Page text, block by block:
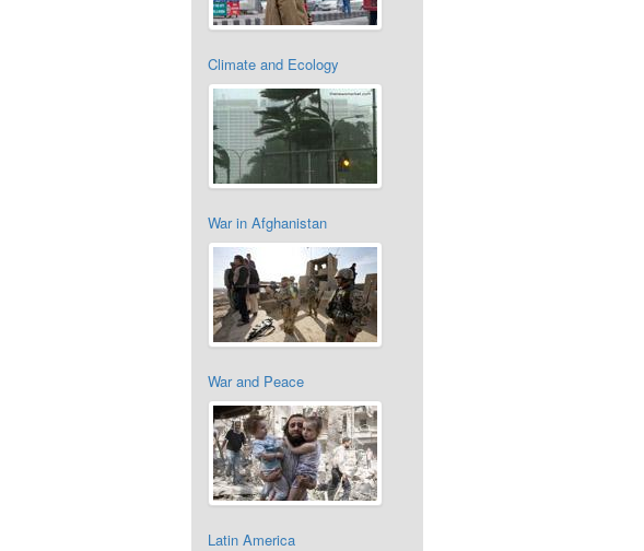
Climate and Ecology
War in Afghanistan
War and Peace
Latin America